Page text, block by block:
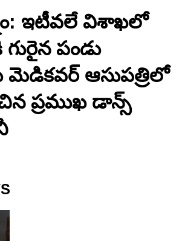
ఇటీవలే విశాఖలో
పండు
మెడికవర్ ఆసుపత్రిలో
ప్రముఖ డాన్స్